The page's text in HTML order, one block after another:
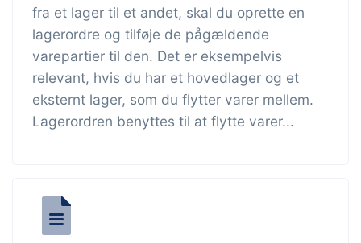
B2B Commerce
B2B Commerce kan fungere som
sælgerportal, leverandørportal eller
B2B webshop for dine kunder
fra et lager til et andet, skal du oprette en
lagerordre og tilføje de pågældende
varepartier til den. Det er eksempelvis
relevant, hvis du har et hovedlager og et
eksternt lager, som du flytter varer mellem.
Lagerordren benyttes til at flytte varer...